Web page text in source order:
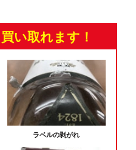
買い取れます！
ラベルの剥がれ